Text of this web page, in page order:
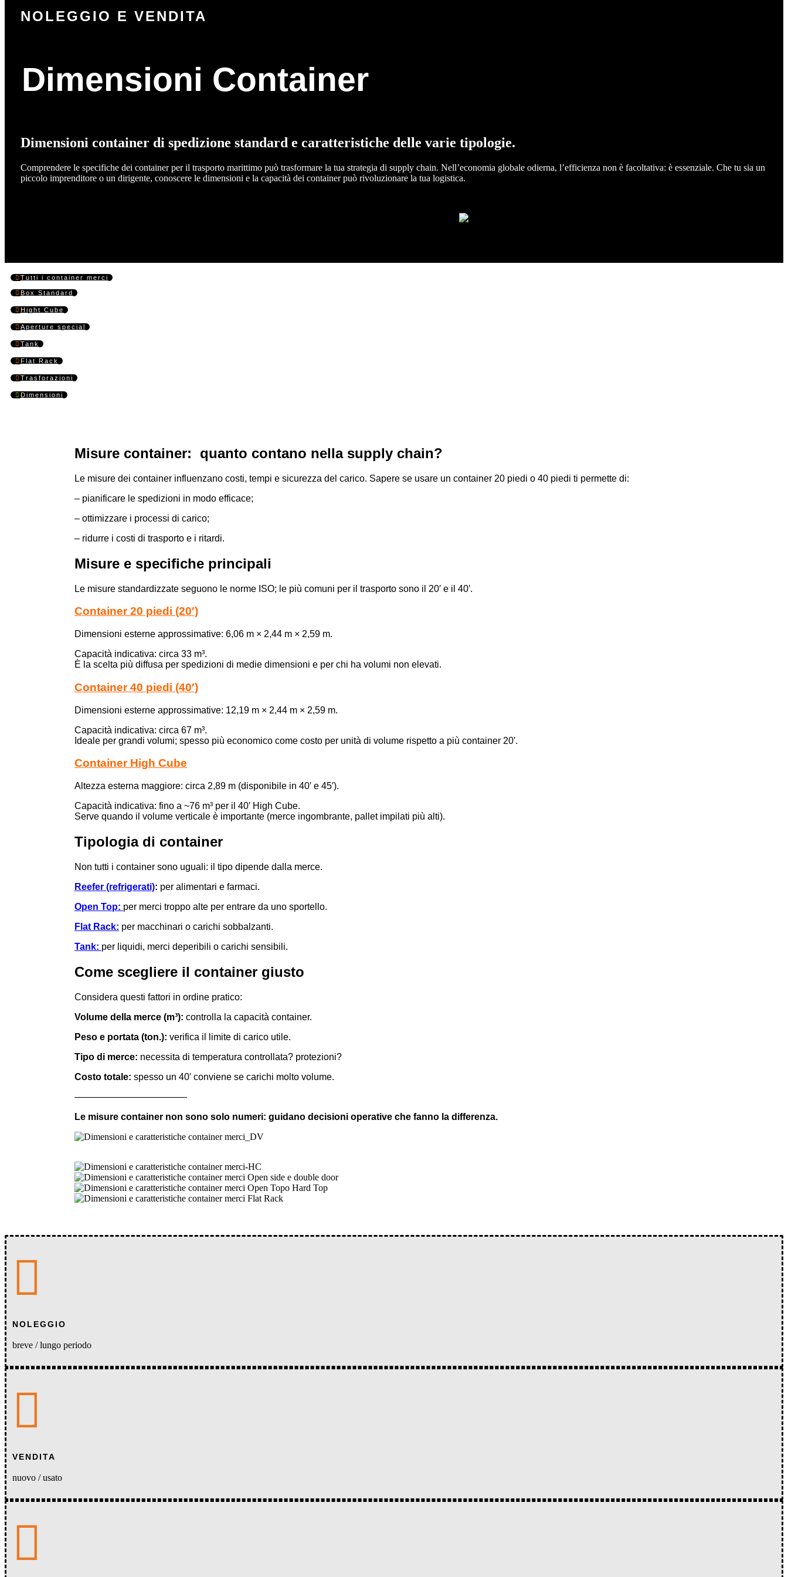
NOLEGGIO E VENDITA
Dimensioni Container
Dimensioni container di spedizione standard e caratteristiche delle varie tipologie.
Comprendere le specifiche dei container per il trasporto marittimo può trasformare la tua strategia di supply chain. Nell’economia globale odierna, l’efficienza non è facoltativa: è essenziale. Che tu sia un
piccolo imprenditore o un dirigente, conoscere le dimensioni e la capacità dei container può rivoluzionare la tua logistica.
Tutti i container merci
Box Standard
Hight Cube
Aperture special
Tank
Flat Rack
Trasforazioni
Dimensioni
Misure container: quanto contano nella supply chain?
Le misure dei container influenzano costi, tempi e sicurezza del carico. Sapere se usare un container 20 piedi o 40 piedi ti permette di:
– pianificare le spedizioni in modo efficace;
– ottimizzare i processi di carico;
– ridurre i costi di trasporto e i ritardi.
Misure e specifiche principali
Le misure standardizzate seguono le norme ISO; le più comuni per il trasporto sono il 20′ e il 40′.
Container 20 piedi (20′)
Dimensioni esterne approssimative: 6,06 m × 2,44 m × 2,59 m.
Capacità indicativa: circa 33 m³.
È la scelta più diffusa per spedizioni di medie dimensioni e per chi ha volumi non elevati.
Container 40 piedi (40′)
Dimensioni esterne approssimative: 12,19 m × 2,44 m × 2,59 m.
Capacità indicativa: circa 67 m³.
Ideale per grandi volumi; spesso più economico come costo per unità di volume rispetto a più container 20′.
Container High Cube
Altezza esterna maggiore: circa 2,89 m (disponibile in 40′ e 45′).
Capacità indicativa: fino a ~76 m³ per il 40′ High Cube.
Serve quando il volume verticale è importante (merce ingombrante, pallet impilati più alti).
Tipologia di container
Non tutti i container sono uguali: il tipo dipende dalla merce.
Reefer (refrigerati): per alimentari e farmaci.
Open Top: per merci troppo alte per entrare da uno sportello.
Flat Rack: per macchinari o carichi sobbalzanti.
Tank: per liquidi, merci deperibili o carichi sensibili.
Come scegliere il container giusto
Considera questi fattori in ordine pratico:
Volume della merce (m³): controlla la capacità container.
Peso e portata (ton.): verifica il limite di carico utile.
Tipo di merce: necessita di temperatura controllata? protezioni?
Costo totale: spesso un 40′ conviene se carichi molto volume.
————————————
Le misure container non sono solo numeri: guidano decisioni operative che fanno la differenza.

NOLEGGIO
breve / lungo periodo

VENDITA
nuovo / usato
